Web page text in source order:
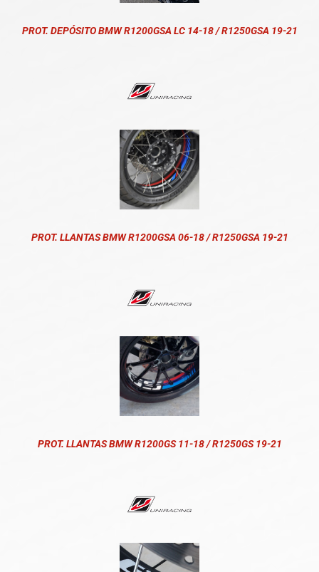
PROT. DEPÓSITO BMW R1200GSA LC 14-18 / R1250GSA 19-21
PROT. LLANTAS BMW R1200GSA 06-18 / R1250GSA 19-21
PROT. LLANTAS BMW R1200GS 11-18 / R1250GS 19-21